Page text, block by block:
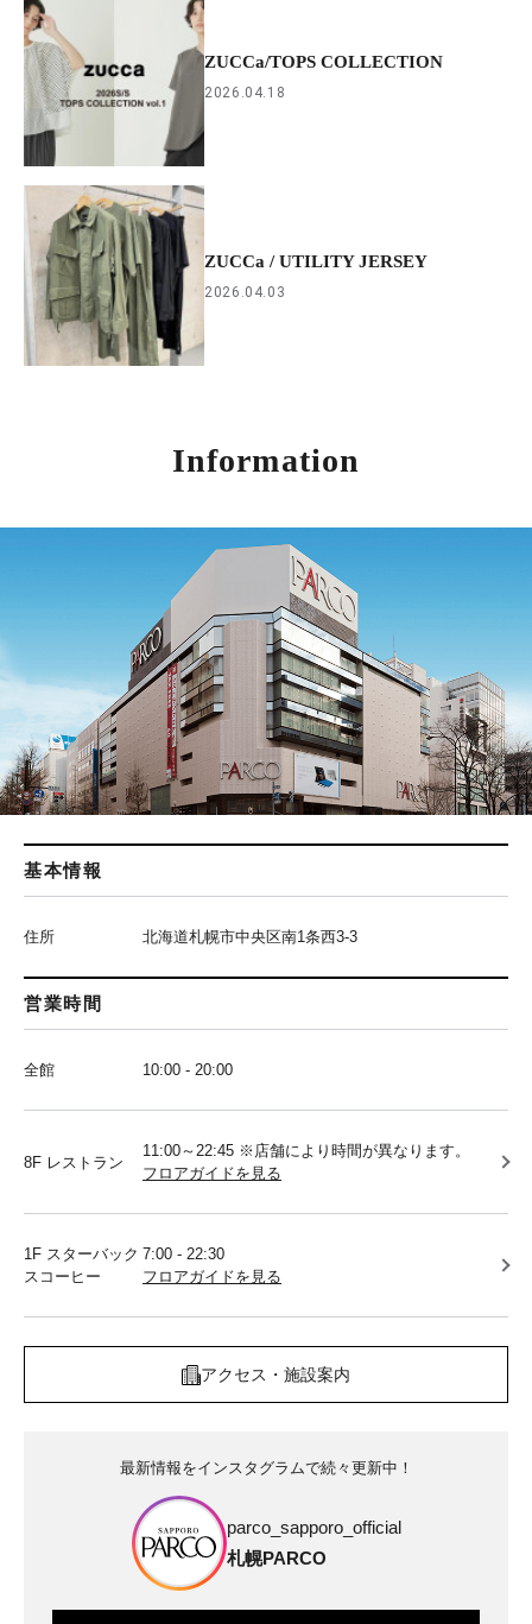
ZUCCa/TOPS COLLECTION
2026.04.18
ZUCCa / UTILITY JERSEY
2026.04.03
Information
基本情報
住所 北海道札幌市中央区南1条西3-3
営業時間
全館 10:00 - 20:00
8F レストラン
11:00～22:45 ※店舗により時間が異なります。
フロアガイドを見る
1F スターバック
スコーヒー
7:00 - 22:30
フロアガイドを見る
アクセス・施設案内
最新情報をインスタグラムで続々更新中！
parco_sapporo_official
札幌PARCO